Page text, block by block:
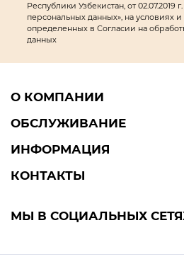
Республики Узбекистан, от 02.07.2019
персональных данных», на условиях
определенных в Согласии на
данных
О КОМПАНИИ
Об Ashley Furniture
Контакты
ОБСЛУЖИВАНИЕ
Справочный центр
Способы оплаты
Оплата в рассрочку
ИНФОРМАЦИЯ
Блог
Политика
КОНТАКТЫ
Телефон: +998 77 494 09 99
МЫ В СОЦИАЛЬНЫХ